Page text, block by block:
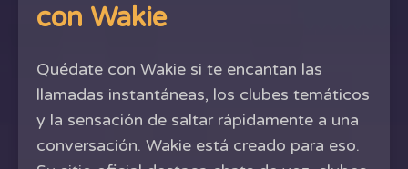
con Wakie
Quédate con Wakie si te encantan las
llamadas instantáneas, los clubes temáticos
y la sensación de saltar rápidamente a una
conversación. Wakie está creado para eso.